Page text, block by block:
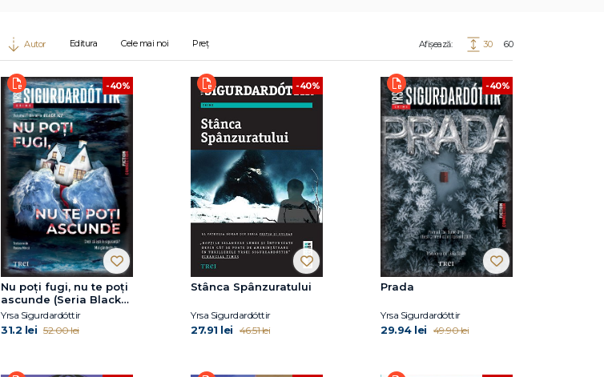
Autor Editura Cele mai noi Preț Afișează: 30 60
-40%
Nu poți fugi, nu te poți
ascunde (Seria Black
Ice, vol.1)
Yrsa Sigurdardóttir
31.2 lei 52.00 lei
-40%
Stânca Spânzuratului
Yrsa Sigurdardóttir
27.91 lei 46.51 lei
-40%
Prada
Yrsa Sigurdardóttir
29.94 lei 49.90 lei